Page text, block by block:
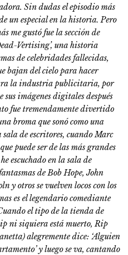
Sin dudas el episodio más
un especial en la historia. Pero
me gustó fue la sección de
Vertising’, una historia
de celebridades fallecidas,
bajan del cielo para hacer
la industria publicitaria, por
imágenes digitales después
fue tremendamente divertido
broma que sonó como una
de escritores, cuando Marc
puede ser de las más grandes
escuchado en la sala de
de Bob Hope, John
y otros se vuelven locos con los
es el legendario comediante
el tipo de la tienda de
ni siquiera está muerto, Rip
alegremente dice: ‘Alguien
y luego se va, cantando